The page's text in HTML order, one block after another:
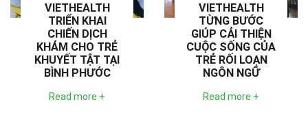
VIETHEALTH
TRIỂN KHAI
CHIẾN DỊCH
KHÁM CHO TRẺ
KHUYẾT TẬT TẠI
BÌNH PHƯỚC
Read more +
VIETHEALTH
TỪNG BƯỚC
GIÚP CẢI THIỆN
CUỘC SỐNG CỦA
TRẺ RỐI LOẠN
NGÔN NGỮ
Read more +